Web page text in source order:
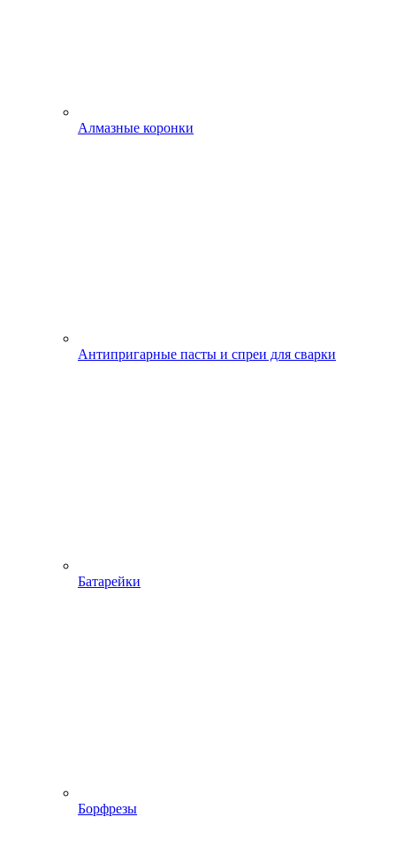
Алмазные коронки
Антипригарные пасты и спреи для сварки
Батарейки
Борфрезы